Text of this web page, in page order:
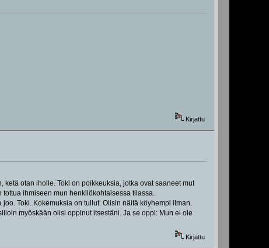
Kirjattu
otan iholle. Toki on poikkeuksia, jotka ovat saaneet mut
ihmiseen mun henkilökohtaisessa tilassa.
Toki. Kokemuksia on tullut. Olisin näitä köyhempi ilman.
myöskään olisi oppinut itsestäni. Ja se oppi: Mun ei ole
Kirjattu